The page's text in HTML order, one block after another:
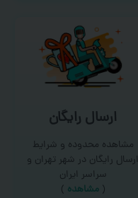
ارسال رایگان
مشاهده محدوده و شرایط
ارسال رایگان در شهر تهران و
سراسر ایران
(مشاهده )